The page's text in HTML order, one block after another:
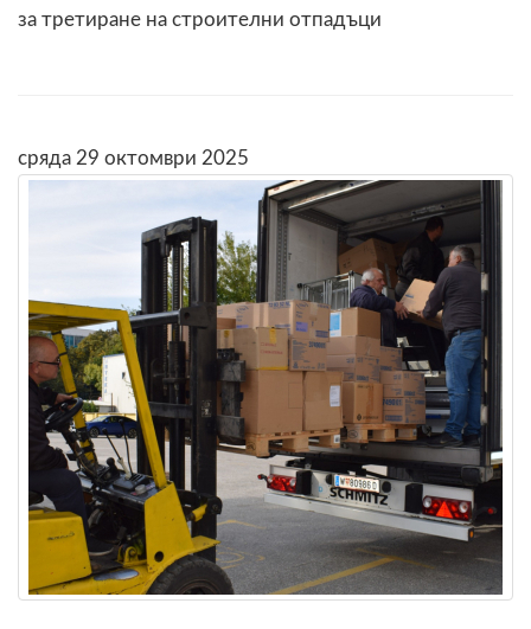
за третиране на строителни отпадъци
сряда 29 октомври 2025